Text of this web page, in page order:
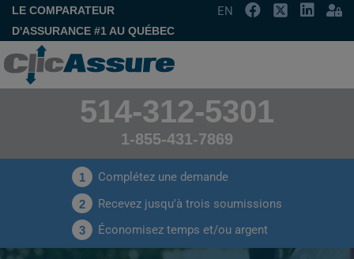
LE COMPARATEUR
D'ASSURANCE #1 AU QUÉBEC
EN
514-312-5301
1-855-431-7869
1 Complétez une demande
2 Recevez jusqu'à trois soumissions
3 Économisez temps et/ou argent